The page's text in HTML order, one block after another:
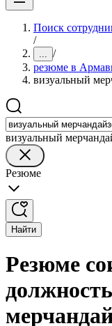
Поиск
/
... /
резюме в
визуальный
визуальный
Резюме
Найти
Резюме